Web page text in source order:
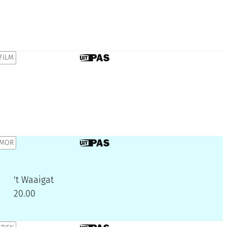
FILM Dit is een UiTPAS activiteit.
't Waaigat
20.00
Dit is een UiTPAS activiteit.